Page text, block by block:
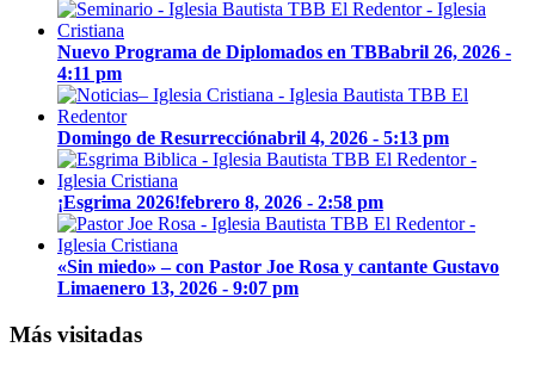
Nuevo Programa de Diplomados en TBBabril 26, 2026 -
4:11 pm
Domingo de Resurrecciónabril 4, 2026 - 5:13 pm
¡Esgrima 2026!febrero 8, 2026 - 2:58 pm
«Sin miedo» – con Pastor Joe Rosa y cantante Gustavo
Limaenero 13, 2026 - 9:07 pm
Más visitadas